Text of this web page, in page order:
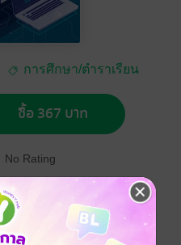
การศึกษา/ตำราเรียน
ซื้อ 367 บาท
No Rating
แชร์